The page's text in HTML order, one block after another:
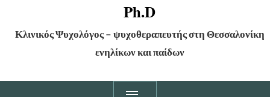
Ph.D
Κλινικός Ψυχολόγος – ψυχοθεραπευτής στη Θεσσαλονίκη
ενηλίκων και παίδων